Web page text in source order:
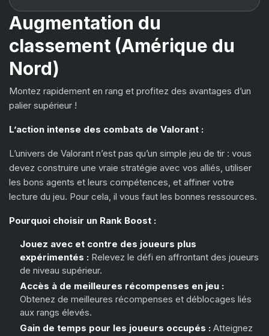
Gold 1
Gold 2
Gold 3
Platinum 1
Platinum 2
Platinum 3
Diamond 2
Diamond 3
Gold 2
Gold 3
Platinum 1
Platinum 2
Platinum 3
Diamond 1
Astra(+15%)
Breach
Reyna(+15%)
Raze (+15%)
Yoru(+15%)
Neon (+15%)
Fade(+15%)
Harbor (+15%)
Gekko (+15%)
Deadlock(+15%)
Iso(+15%)
Clove
Augmentation du
classement (Amérique du
Nord)
Montez rapidement en rang et profitez des avantages d’un
palier supérieur !
L’action intense des combats de Valorant :
L’univers de Valorant n’est pas qu’un simple jeu de tir : vous
devez construire une vraie stratégie avec vos alliés, utiliser
les bons agents et leurs compétences, et affiner votre
lecture du jeu. Pour cela, il vous faut les bonnes ressources.
Pourquoi choisir un Rank Boost :
Jouez avec et contre des joueurs plus
expérimentés : Relevez le défi en affrontant des joueurs
de niveau supérieur.
Accès à de meilleures récompenses en jeu :
Obtenez de meilleures récompenses et déblocages liés
aux rangs élevés.
Gain de temps pour les joueurs occupés : Atteignez